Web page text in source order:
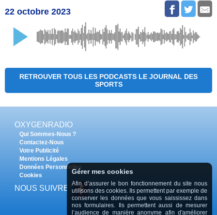
22 octobre 2023
RETROUVER TOUS LES PODCASTS LE JOURNAL DES
SPORTS
OXYGENRADIO
Qui Sommes-Nous ?
Contactez-Nous
Votre Publicité
Mentions Légales
Données Personnelles
Cookies
NOUS SUIVRE
Gérer mes cookies
Afin d’assurer le bon fonctionnement du site nous
utilisons des cookies. Ils permettent par exemple de
conserver les données que vous saississez dans
nos formulaires. Ils permettent aussi de mesurer
l’audience de manière anonyme afin d'améliorer